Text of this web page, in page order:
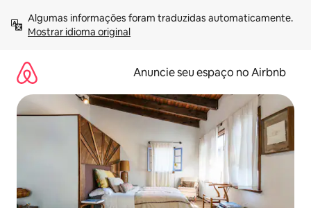
para
Mostrar idioma original
Anuncie seu espaço no Airbnb